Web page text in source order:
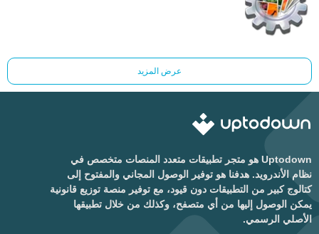
عرض المزيد
Uptodown هو متجر تطبيقات متعدد المنصات متخصص في
نظام الأندرويد. هدفنا هو توفير الوصول المجاني والمفتوح إلى
كتالوج كبير من التطبيقات دون قيود، مع توفير منصة توزيع قانونية
يمكن الوصول إليها من أي متصفح، وكذلك من خلال تطبيقها
الأصلي الرسمي.